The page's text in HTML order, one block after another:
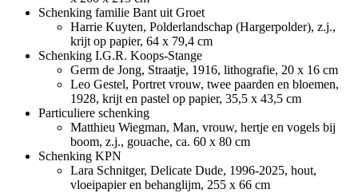
Schenking familie Bant uit Groet
Harrie Kuyten, Polderlandschap (Hargerpolder), z.j.,
krijt op papier, 64 x 79,4 cm
Schenking I.G.R. Koops-Stange
Germ de Jong, Straatje, 1916, lithografie, 20 x 16 cm
Leo Gestel, Portret vrouw, twee paarden en bloemen,
1928, krijt en pastel op papier, 35,5 x 43,5 cm
Particuliere schenking
Matthieu Wiegman, Man, vrouw, hertje en vogels bij
boom, z.j., gouache, ca. 60 x 80 cm
Schenking KPN
Lara Schnitger, Delicate Dude, 1996-2025, hout,
vloeipapier en behanglijm, 255 x 66 cm